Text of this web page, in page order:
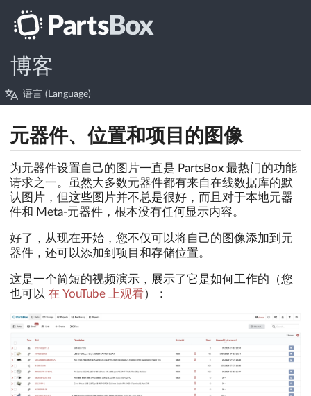
博客
语言 (Language)
元器件、位置和项目的图像
为元器件设置自己的图片一直是 PartsBox 最热门的功能
请求之一。虽然大多数元器件都有来自在线数据库的默
认图片，但这些图片并不总是很好，而且对于本地元器
件和 Meta-元器件，根本没有任何显示内容。
好了，从现在开始，您不仅可以将自己的图像添加到元
器件，还可以添加到项目和存储位置。
这是一个简短的视频演示，展示了它是如何工作的（您
也可以 在 YouTube 上观看）：